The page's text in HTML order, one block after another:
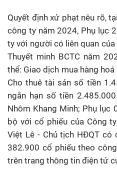
Quyết định xử phạt nêu rõ,
công ty năm 2024, Phụ lục
ty với người có liên quan
Thuyết minh BCTC năm
thể: Giao dịch mua hàng
Cho thuê tài sản số tiền
ngắn hạn số tiền
Nhôm Khang Minh; Phụ lục
bộ với cổ phiếu của Công
Việt Lê - Chủ tịch HĐQT
382.900 cổ phiếu theo
trên trang thông tin điện tử